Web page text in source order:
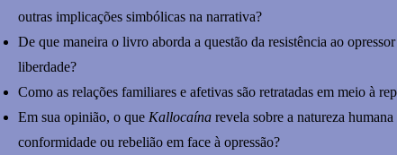
outras implicações simbólicas na narrativa?
De que maneira o livro aborda a questão da resistência ao
liberdade?
Como as relações familiares e afetivas são retratadas em meio à
Em sua opinião, o que Kallocaína revela sobre a natureza humana
conformidade ou rebelião em face à opressão?